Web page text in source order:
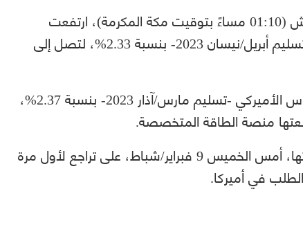
بحلول الساعة 10:10 صباحًا بتوقيت غرينتش (01:10 مساءً بتوقيت مكة المكرمة)، ارتفعت
أسعار العقود الآجلة لخام برنت القياسي -تسليم أبريل/نيسان 2023- بنسبة 2.33%، لتصل إلى
وصعد سعر العقود الآجلة لخام غرب تكساس الأميركي -تسليم مارس/آذار 2023- بنسبة 2.37%،
وكانت أسعار النفط الخام قد أنهت تعاملاتها، أمس الخميس 9 فبراير/شباط، على تراجع لأول مرة